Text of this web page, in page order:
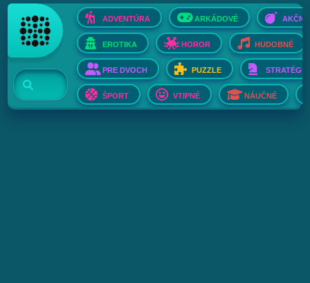
ADVENTÚRA ARKÁDOVÉ AKČNÉ
EROTIKA HOROR HUDOBNÉ
PRE DVOCH PUZZLE STRATÉGIE
ŠPORT VTIPNÉ NÁUČNÉ